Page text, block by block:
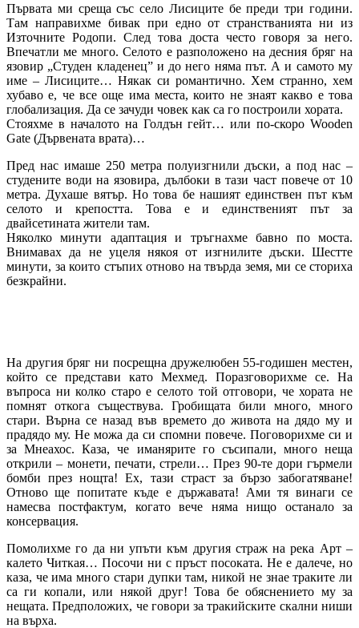
Първата ми среща със село Лисиците бе преди три години.
Там направихме бивак при едно от странстванията ни из
Източните Родопи. След това доста често говоря за него.
Впечатли ме много. Селото е разположено на десния бряг на
язовир „Студен кладенец” и до него няма път. А и самото му
име – Лисиците… Някак си романтично. Хем странно, хем
хубаво е, че все още има места, които не знаят какво е това
глобализация. Да се зачуди човек как са го построили хората.
Стояхме в началото на Голдън гейт… или по-скоро Wooden
Gate (Дървената врата)…
Пред нас имаше 250 метра полуизгнили дъски, а под нас –
студените води на язовира, дълбоки в тази част повече от 10
метра. Духаше вятър. Но това бе нашият единствен път към
селото и крепостта. Това е и единственият път за
двайсетината жители там.
Няколко минути адаптация и тръгнахме бавно по моста.
Внимавах да не уцеля някоя от изгнилите дъски. Шестте
минути, за които стъпих отново на твърда земя, ми се сториха
безкрайни.
На другия бряг ни посрещна дружелюбен 55-годишен местен,
който се представи като Мехмед. Поразговорихме се. На
въпроса ни колко старо е селото той отговори, че хората не
помнят откога съществува. Гробищата били много, много
стари. Върна се назад във времето до живота на дядо му и
прадядо му. Не можа да си спомни повече. Поговорихме си и
за Мнеахос. Каза, че иманярите го съсипали, много неща
открили – монети, печати, стрели… През 90-те дори гърмели
бомби през нощта! Ех, тази страст за бързо забогатяване!
Отново ще попитате къде е държавата! Ами тя винаги се
намесва постфактум, когато вече няма нищо останало за
консервация.
Помолихме го да ни упъти към другия страж на река Арт –
калето Читкая… Посочи ни с пръст посоката. Не е далече, но
каза, че има много стари дупки там, никой не знае траките ли
са ги копали, или някой друг! Това бе обяснението му за
нещата. Предположих, че говори за тракийските скални ниши
на върха.